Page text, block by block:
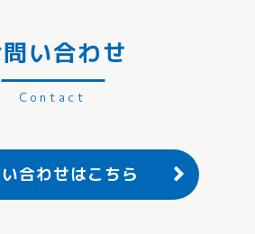
い合わせ
合わせはこちら